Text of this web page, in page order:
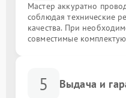
Мастер аккуратно
соблюдая технические
качества. При
совместимые
5 Выдача и